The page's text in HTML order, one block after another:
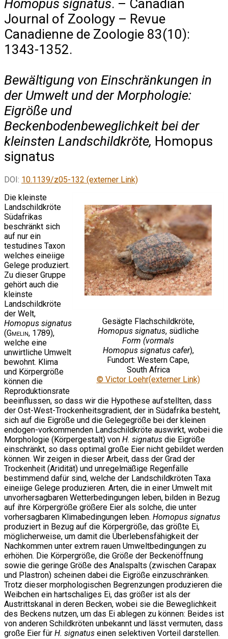
Homopus signatus. – Canadian
Journal of Zoology – Revue
Canadienne de Zoologie 83(10):
1343-1352.
Bewältigung von Einschränkungen in
der Umwelt und der Morphologie:
Eigröße und
Beckenbodenbeweglichkeit bei der
kleinsten Landschildkröte, Homopus
signatus
DOI: 10.1139/z05-132 (externer Link)
Gesägte Flachschildkröte,
Homopus signatus, südliche
Form (vormals
Homopus signatus cafer),
Fundort: Western Cape,
South Africa
© Victor Loehr(externer Link)
Die kleinste
Landschildkröte
Südafrikas
beschränkt sich
auf nur ein
testudines Taxon
welches eineiige
Gelege produziert.
Zu dieser Gruppe
gehört auch die
kleinste
Landschildkröte
der Welt,
Homopus signatus
(Gmelin, 1789),
welche eine
unwirtliche Umwelt
bewohnt. Klima
und Körpergröße
können die
Reproduktionsrate
beeinflussen, so dass wir die Hypothese aufstellten, dass
der Ost-West-Trockenheitsgradient, der in Südafrika besteht,
sich auf die Eigröße und die Gelegegröße bei der kleinen
endogen-vorkommenden Landschildkröte auswirkt, wobei die
Morphologie (Körpergestalt) von H. signatus die Eigröße
einschränkt, so dass optimal große Eier nicht gebildet werden
können. Wir zeigen in dieser Arbeit, dass der Grad der
Trockenheit (Aridität) und unregelmäßige Regenfälle
bestimmend dafür sind, welche der Landschildkröten Taxa
eineiige Gelege produzieren. Arten, die in einer Umwelt mit
unvorhersagbaren Wetterbedingungen leben, bilden in Bezug
auf ihre Körpergröße größere Eier als solche, die unter
vorhersagbaren Klimabedingungen leben. Homopus signatus
produziert in Bezug auf die Körpergröße, das größte Ei,
möglicherweise, um damit die Überlebensfähigkeit der
Nachkommen unter extrem rauen Umweltbedingungen zu
erhöhen. Die Körpergröße, die Größe der Beckenöffnung
sowie die geringe Größe des Analspalts (zwischen Carapax
und Plastron) scheinen dabei die Eigröße einzuschränken.
Trotz dieser morphologischen Begrenzungen produzieren die
Weibchen ein hartschaliges Ei, das größer ist als der
Austrittskanal in deren Becken, wobei sie die Beweglichkeit
des Beckens nutzen, um das Ei ablegen zu können: Beides ist
von anderen Schildkröten unbekannt und lässt vermuten, dass
große Eier für H. signatus einen selektiven Vorteil darstellen.